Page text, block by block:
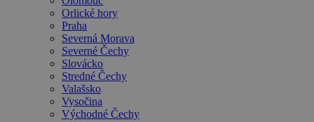
Orlické hory
Praha
Severná Morava
Severné Čechy
Slovácko
Stredné Čechy
Valašsko
Vysočina
Východné Čechy